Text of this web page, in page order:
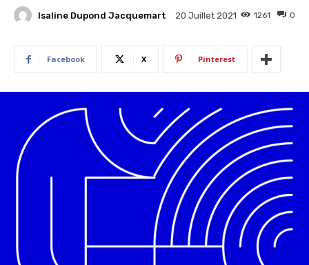
Isaline Dupond Jacquemart 20 Juillet 2021 0
1261
Facebook X Pinterest